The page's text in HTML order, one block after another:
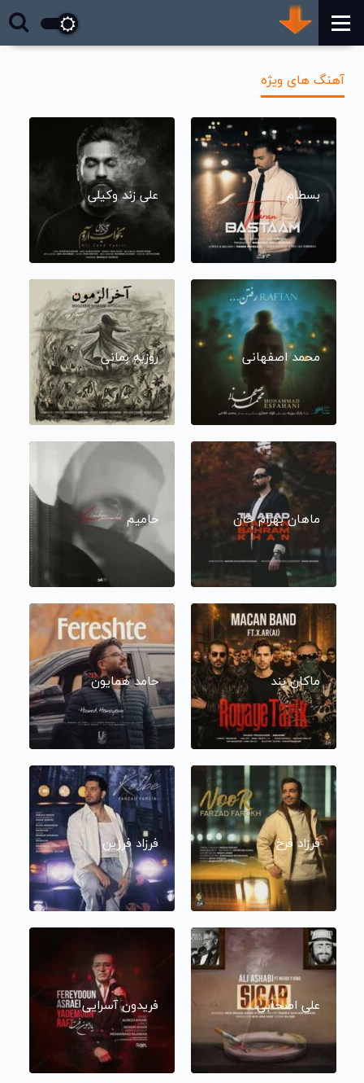
آهنگ های ویژه
بسطام علی زند وکیلی
محمد اصفهانی روزبه بمانی
ماهان بهرام خان حامیم
ماکان بند حامد همایون
فرزاد فرخ فرزاد فرزین
علی اصحابی فریدون آسرایی